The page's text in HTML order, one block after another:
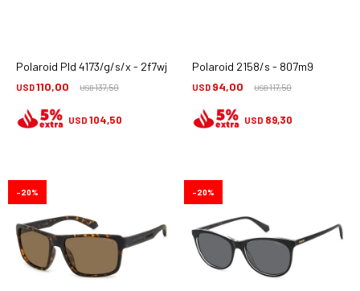
Polaroid Pld 4173/g/s/x - 2f7wj
USD110,00 USD137,50
USD 104,50
Polaroid 2158/s - 807m9
USD 94,00 USD117,50
USD 89,30
20 20